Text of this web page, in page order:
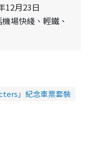
12月23日
場快綫、輕鐵、
」紀念車票套裝